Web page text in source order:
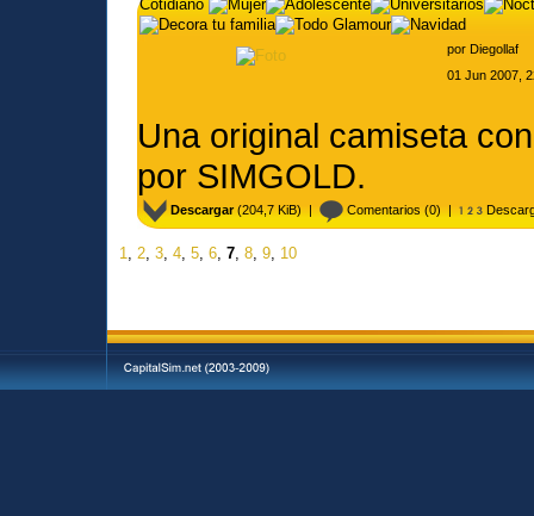
Cotidiano
Camiseta Manga por Diegollaf
01 Jun 2007,
Una original camiseta
por SIMGOLD.
Descargar(204,7 KiB) | Comentarios (0) |
1, 2, 3, 4, 5, 6, 7, 8, 9, 10